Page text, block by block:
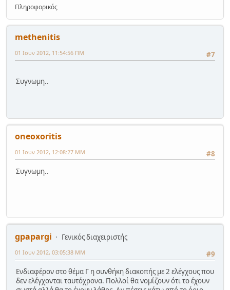
Πληροφορικός
methenitis
#7
01 Ιουν 2012, 11:54:56 ΠΜ
Συγνωμη..
oneoxoritis
#8
01 Ιουν 2012, 12:08:27 ΜΜ
Συγνωμη..
gpapargi
Γενικός διαχειριστής
#9
01 Ιουν 2012, 03:05:38 ΜΜ
Ενδιαφέρον στο θέμα Γ η συνθήκη διακοπής με 2 ελέγχους που
δεν ελέγχονται ταυτόχρονα. Πολλοί θα νομίζουν ότι το έχουν